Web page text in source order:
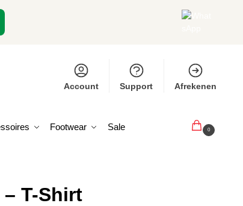
Account Support Afrekenen
Footwear
Sale
0
T-Shirt